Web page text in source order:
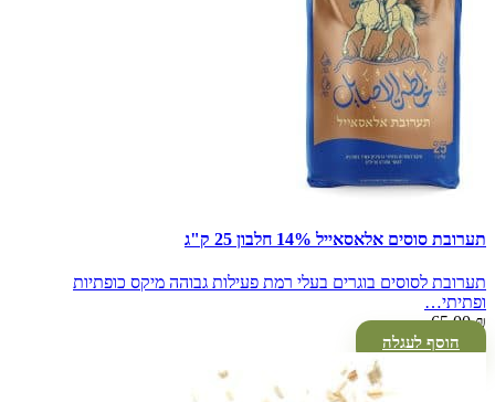
תערובת סוסים אלאסאייל 14% חלבון 25 ק"ג
תערובת לסוסים בוגרים בעלי רמת פעילות גבוהה מיקס כופתיות
ופתיתי…
65.00₪
הוסף לעגלה